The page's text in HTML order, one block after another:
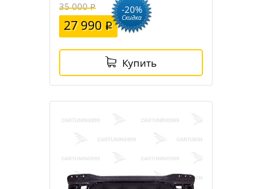
35 000
27 990
-20%
Скидка
Купить